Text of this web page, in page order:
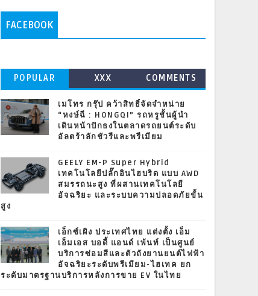
FACEBOOK
POPULAR XXX COMMENTS
เมโทร กรุ๊ป คว้าสิทธิ์จัดจำหน่าย
“หงษ์ฉี : HONGQI” รถหรูชั้นผู้นำ
เดินหน้าปักธงในตลาดรถยนต์ระดับ
อัลตร้าลักชัวรีและพรีเมียม
GEELY EM-P Super Hybrid
เทคโนโลยีปลั๊กอินไฮบริด แบบ AWD
สมรรถนะสูง ที่ผสานเทคโนโลยี
อัจฉริยะ และระบบความปลอดภัยขั้น
สูง
เอ็กซ์เผิง ประเทศไทย แต่งตั้ง เอ็ม
เอ็มเอส บอดี้ แอนด์ เพ้นท์ เป็นศูนย์
บริการซ่อมสีและตัวถังยานยนต์ไฟฟ้า
อัจฉริยะระดับพรีเมียม-ไฮเทค ยก
ระดับมาตรฐานบริการหลังการขาย EV ในไทย